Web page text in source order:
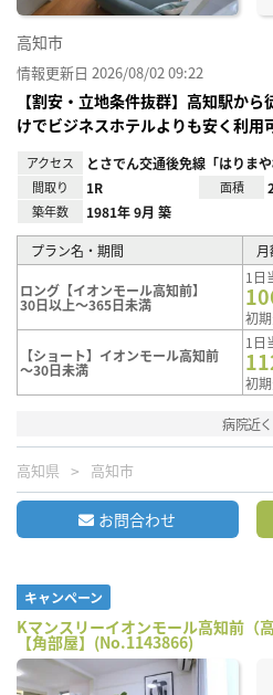
高知市
情報更新日 2026/08/02 09:22
【割安・立地条件抜群】高知駅か
けでビジネスホテルよりも安く利用
アクセス とさでん交通後免線「はりま
間取り 1R 面積
築年数 1981年 9月 築
プラン名・期間
ロング【イオンモール高知前】
30日以上～365日未満
1日
初
【ショート】イオンモール高知前
～30日未満
1日
初
病院近く
高知県 高知市
お問合わせ
キャンペーン
Kマンスリーイオンモール高知前（
【角部屋】(No.1143866)